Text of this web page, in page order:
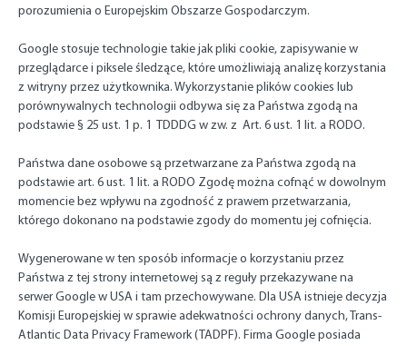
porozumienia o Europejskim Obszarze Gospodarczym.
Google stosuje technologie takie jak pliki cookie, zapisywanie w
przeglądarce i piksele śledzące, które umożliwiają analizę korzystania
z witryny przez użytkownika.Wykorzystanie plików cookies lub
porównywalnych technologii odbywa się za Państwa zgodą na
podstawie § 25 ust. 1 p. 1 TDDDG w zw. z Art. 6 ust. 1 lit. a RODO.
Państwa dane osobowe są przetwarzane za Państwa zgodą na
podstawie art. 6 ust. 1 lit. a RODO Zgodę można cofnąć w dowolnym
momencie bez wpływu na zgodność z prawem przetwarzania,
którego dokonano na podstawie zgody do momentu jej cofnięcia.
Wygenerowane w ten sposób informacje o korzystaniu przez
Państwa z tej strony internetowej są z reguły przekazywane na
serwer Google w USA i tam przechowywane. Dla USA istnieje decyzja
Komisji Europejskiej w sprawie adekwatności ochrony danych, Trans-
Atlantic Data Privacy Framework (TADPF). Firma Google posiada